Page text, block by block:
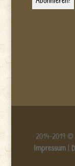
2014-2019 ©
Impressum|